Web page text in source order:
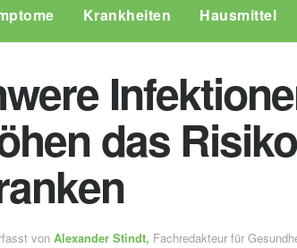
Krankheiten Hausmittel
das
von Alexander Stindt, Fachredakteur für